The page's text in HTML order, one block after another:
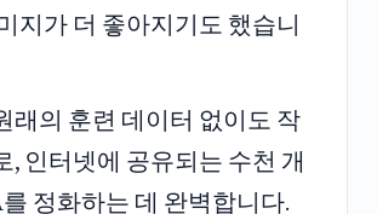
지가 더 좋아지기도 했습니
래의 훈련 데이터 없이도 작
, 인터넷에 공유되는 수천 개
를 정화하는 데 완벽합니다.